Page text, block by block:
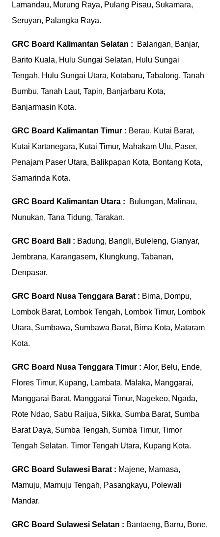
Lamandau, Murung Raya, Pulang Pisau, Sukamara,
Seruyan, Palangka Raya.
GRC Board Kalimantan Selatan :
Balangan, Banjar,
Barito Kuala, Hulu Sungai Selatan, Hulu Sungai
Tengah, Hulu Sungai Utara, Kotabaru, Tabalong, Tanah
Bumbu, Tanah Laut, Tapin, Banjarbaru Kota,
Banjarmasin Kota.
GRC Board Kalimantan Timur : Berau, Kutai Barat,
Kutai Kartanegara, Kutai Timur, Mahakam Ulu, Paser,
Penajam Paser Utara, Balikpapan Kota, Bontang Kota,
Samarinda Kota.
GRC Board Kalimantan Utara :
Bulungan, Malinau,
Nunukan, Tana Tidung, Tarakan.
GRC Board Bali : Badung, Bangli, Buleleng, Gianyar,
Jembrana, Karangasem, Klungkung, Tabanan,
Denpasar.
GRC Board Nusa Tenggara Barat : Bima, Dompu,
Lombok Barat, Lombok Tengah, Lombok Timur, Lombok
Utara, Sumbawa, Sumbawa Barat, Bima Kota, Mataram
Kota.
GRC Board Nusa Tenggara Timur : Alor, Belu, Ende,
Flores Timur, Kupang, Lambata, Malaka, Manggarai,
Manggarai Barat, Manggarai Timur, Nagekeo, Ngada,
Rote Ndao, Sabu Raijua, Sikka, Sumba Barat, Sumba
Barat Daya, Sumba Tengah, Sumba Timur, Timor
Tengah Selatan, Timor Tengah Utara, Kupang Kota.
GRC Board Sulawesi Barat : Majene, Mamasa,
Mamuju, Mamuju Tengah, Pasangkayu, Polewali
Mandar.
GRC Board Sulawesi Selatan : Bantaeng, Barru, Bone,